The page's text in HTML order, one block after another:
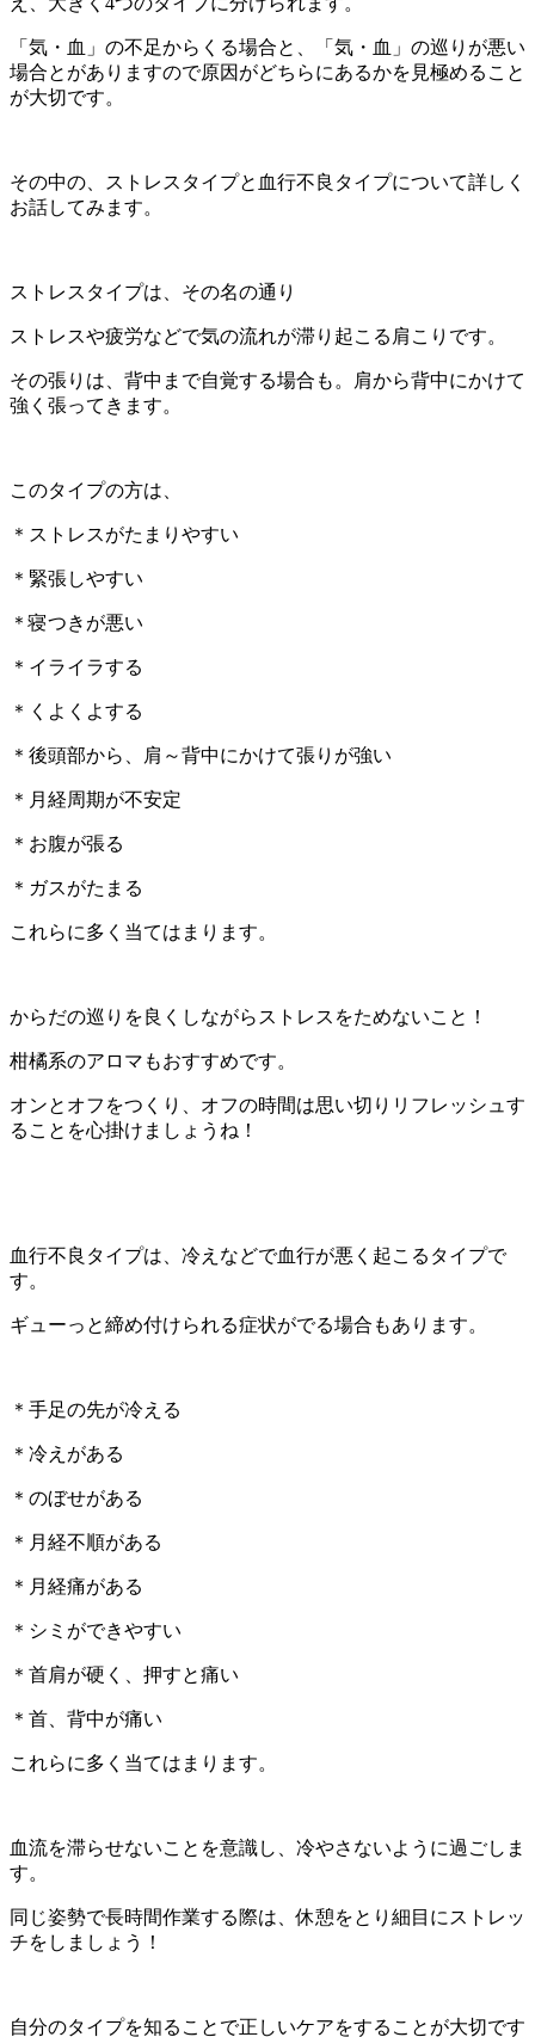
「気・血」の不足からくる場合と、「気・血」の巡りが悪い
場合とがありますので原因がどちらにあるかを見極めること
が大切です。
その中の、ストレスタイプと血行不良タイプについて詳しく
お話してみます。
ストレスタイプは、その名の通り
ストレスや疲労などで気の流れが滞り起こる肩こりです。
その張りは、背中まで自覚する場合も。肩から背中にかけて
強く張ってきます。
このタイプの方は、
＊ストレスがたまりやすい
＊緊張しやすい
＊寝つきが悪い
＊イライラする
＊くよくよする
＊後頭部から、肩～背中にかけて張りが強い
＊月経周期が不安定
＊お腹が張る
＊ガスがたまる
これらに多く当てはまります。
からだの巡りを良くしながらストレスをためないこと！
柑橘系のアロマもおすすめです。
オンとオフをつくり、オフの時間は思い切りリフレッシュす
ることを心掛けましょうね！
血行不良タイプは、冷えなどで血行が悪く起こるタイプで
す。
ギューっと締め付けられる症状がでる場合もあります。
＊手足の先が冷える
＊冷えがある
＊のぼせがある
＊月経不順がある
＊月経痛がある
＊シミができやすい
＊首肩が硬く、押すと痛い
＊首、背中が痛い
これらに多く当てはまります。
血流を滞らせないことを意識し、冷やさないように過ごしま
す。
同じ姿勢で長時間作業する際は、休憩をとり細目にストレッ
チをしましょう！
自分のタイプを知ることで正しいケアをすることが大切です